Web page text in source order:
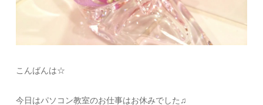
こんばんは☆
今日はパソコン教室のお仕事はお休みでした♫